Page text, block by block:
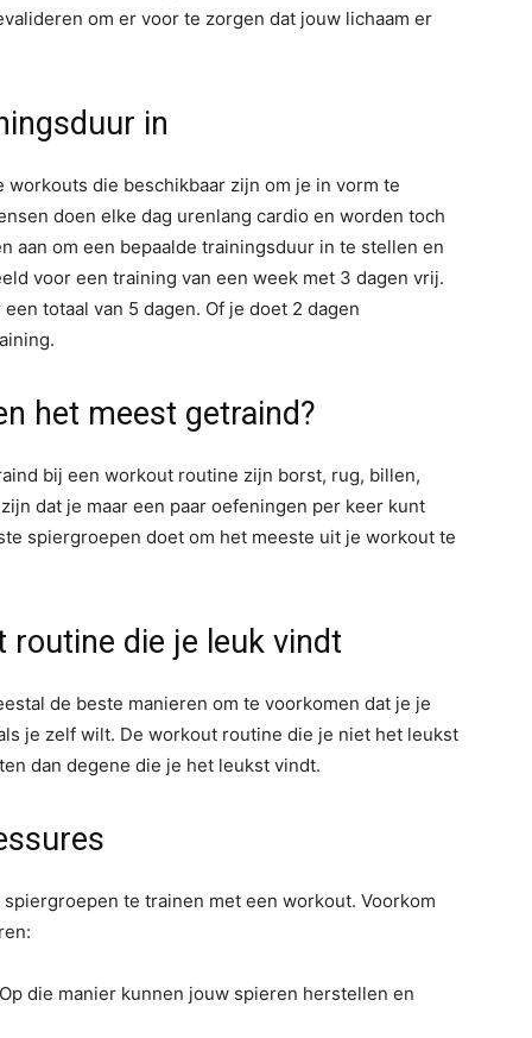
om er voor te zorgen dat jouw lichaam er
in
die beschikbaar zijn om je in vorm te
doen elke dag urenlang cardio en worden toch
aan om een bepaalde trainingsduur in te stellen en
voor een training van een week met 3 dagen vrij.
totaal van 5 dagen. Of je doet 2 dagen
het meest getraind?
bij een workout routine zijn borst, rug, billen,
dat je maar een paar oefeningen per keer kunt
spiergroepen doet om het meeste uit je workout te
routine die je leuk vindt
de beste manieren om te voorkomen dat je je
je zelf wilt. De workout routine die je niet het leukst
dan degene die je het leukst vindt.
te trainen met een workout. Voorkom
die manier kunnen jouw spieren herstellen en